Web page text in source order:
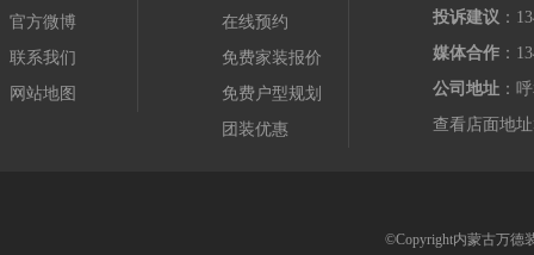
官方微博
联系我们
网站地图
在线预约
免费家装报价
免费户型规划
团装优惠
投诉建议 ：
媒体合作 ：
公司地址 ：
查看店面地
©Copyright内蒙古万德